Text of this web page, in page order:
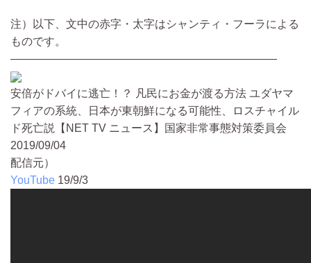
注）以下、文中の赤字・太字はシャンティ・フーラによる
ものです。
————————————————————————
安倍がドバイに逃亡！？ 凡民にお金が渡る方法 ユダヤマ
フィアの系統、日本が東朝鮮になる可能性、ロスチャイル
ド死亡説【NET TV ニュース】国家非常事態対策委員会
2019/09/04
配信元）
YouTube 19/9/3